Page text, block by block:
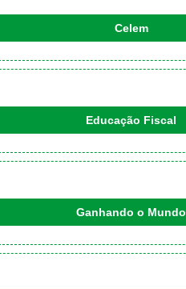
Celem
Educação Fiscal
Ganhando o Mundo